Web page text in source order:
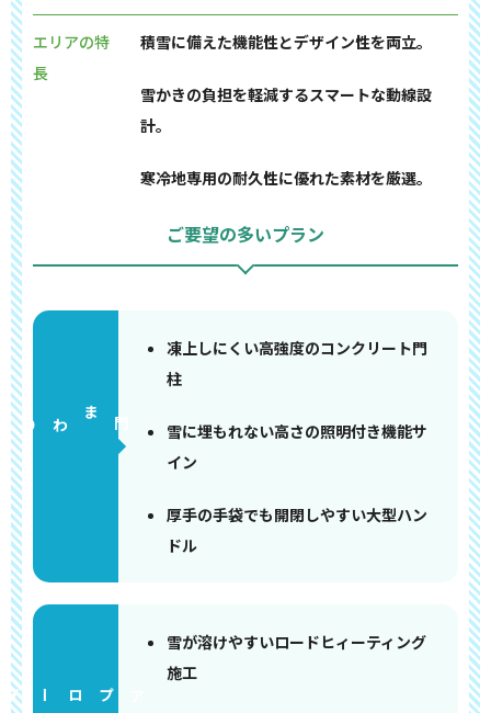
エリアの特
長
積雪に備えた機能性とデザイン性を両立。
雪かきの負担を軽減するスマートな動線設
計。
寒冷地専用の耐久性に優れた素材を厳選。
ご要望の多いプラン
門まわり
凍上しにくい高強度のコンクリート門
柱
雪に埋もれない高さの照明付き機能サ
イン
厚手の手袋でも開閉しやすい大型ハン
ドル
アプローチ
雪が溶けやすいロードヒィーティング
施工